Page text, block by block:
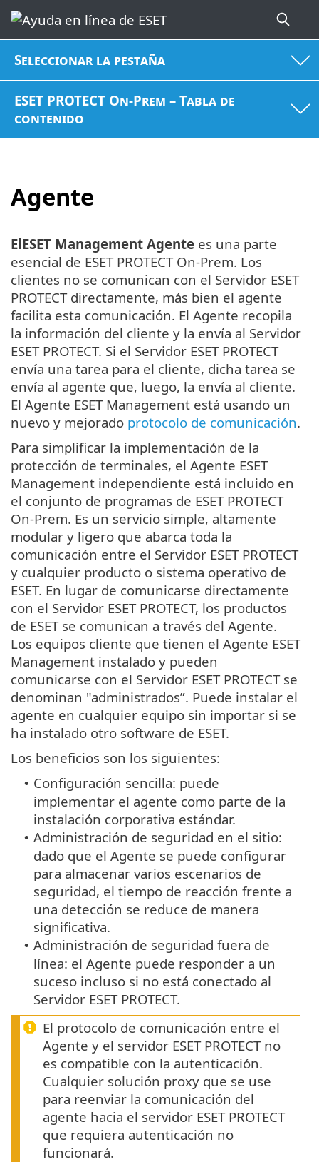
Seleccionar la pestaña
ESET PROTECT On-Prem – Tabla de
contenido
Agente
ElESET Management Agente es una parte
esencial de ESET PROTECT On-Prem. Los
clientes no se comunican con el Servidor ESET
PROTECT directamente, más bien el agente
facilita esta comunicación. El Agente recopila
la información del cliente y la envía al Servidor
ESET PROTECT. Si el Servidor ESET PROTECT
envía una tarea para el cliente, dicha tarea se
envía al agente que, luego, la envía al cliente.
El Agente ESET Management está usando un
nuevo y mejorado protocolo de comunicación.
Para simplificar la implementación de la
protección de terminales, el Agente ESET
Management independiente está incluido en
el conjunto de programas de ESET PROTECT
On-Prem. Es un servicio simple, altamente
modular y ligero que abarca toda la
comunicación entre el Servidor ESET PROTECT
y cualquier producto o sistema operativo de
ESET. En lugar de comunicarse directamente
con el Servidor ESET PROTECT, los productos
de ESET se comunican a través del Agente.
Los equipos cliente que tienen el Agente ESET
Management instalado y pueden
comunicarse con el Servidor ESET PROTECT se
denominan "administrados”. Puede instalar el
agente en cualquier equipo sin importar si se
ha instalado otro software de ESET.
Los beneficios son los siguientes:
• Configuración sencilla: puede
implementar el agente como parte de la
instalación corporativa estándar.
• Administración de seguridad en el sitio:
dado que el Agente se puede configurar
para almacenar varios escenarios de
seguridad, el tiempo de reacción frente a
una detección se reduce de manera
significativa.
• Administración de seguridad fuera de
línea: el Agente puede responder a un
suceso incluso si no está conectado al
Servidor ESET PROTECT.
El protocolo de comunicación entre el
Agente y el servidor ESET PROTECT no
es compatible con la autenticación.
Cualquier solución proxy que se use
para reenviar la comunicación del
agente hacia el servidor ESET PROTECT
que requiera autenticación no
funcionará.